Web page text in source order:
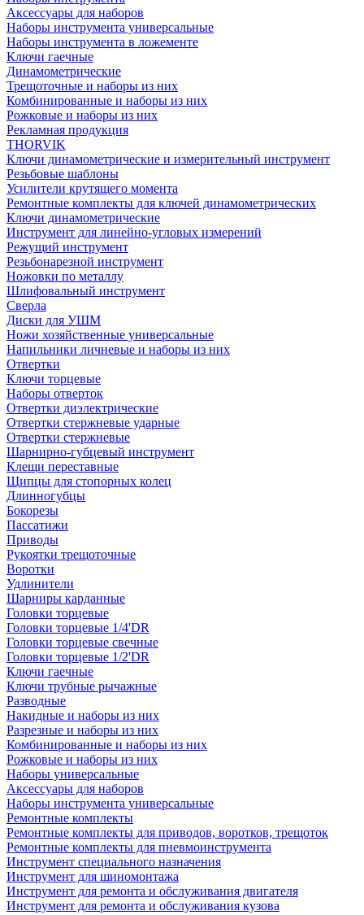
Аксессуары для наборов
Наборы инструмента универсальные
Наборы инструмента в ложементе
Ключи гаечные
Динамометрические
Трещоточные и наборы из них
Комбинированные и наборы из них
Рожковые и наборы из них
Рекламная продукция
THORVIK
Ключи динамометрические и измерительный инструмент
Резьбовые шаблоны
Усилители крутящего момента
Ремонтные комплекты для ключей динамометрических
Ключи динамометрические
Инструмент для линейно-угловых измерений
Режущий инструмент
Резьбонарезной инструмент
Ножовки по металлу
Шлифовальный инструмент
Сверла
Диски для УШМ
Ножи хозяйственные универсальные
Напильники личневые и наборы из них
Отвертки
Ключи торцевые
Наборы отверток
Отвертки диэлектрические
Отвертки стержневые ударные
Отвертки стержневые
Шарнирно-губцевый инструмент
Клещи переставные
Щипцы для стопорных колец
Длинногубцы
Бокорезы
Пассатижи
Приводы
Рукоятки трещоточные
Воротки
Удлинители
Шарниры карданные
Головки торцевые
Головки торцевые 1/4'DR
Головки торцевые свечные
Головки торцевые 1/2'DR
Ключи гаечные
Ключи трубные рычажные
Разводные
Накидные и наборы из них
Разрезные и наборы из них
Комбинированные и наборы из них
Рожковые и наборы из них
Наборы универсальные
Аксессуары для наборов
Наборы инструмента универсальные
Ремонтные комплекты
Ремонтные комплекты для приводов, воротков, трещоток
Ремонтные комплекты для пневмоинструмента
Инструмент специального назначения
Инструмент для шиномонтажа
Инструмент для ремонта и обслуживания двигателя
Инструмент для ремонта и обслуживания кузова